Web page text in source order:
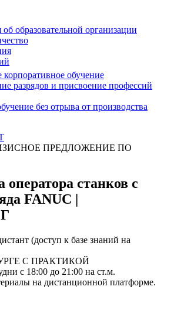
образовательной организации
корпоративное обучение
разрядов и присвоение профессий
без отрыва от производства
ПРЕДЛОЖЕНИЕ ПО
оператора станков с
FANUC |
(доступ к базе знаний на
С ПРАКТИКОЙ
с 18:00 до 21:00 на ст.м.
на дистанционной платформе.